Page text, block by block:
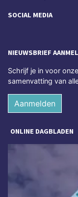
SOCIAL MEDIA
NIEUWSBRIEF
Schrijf je in voor
samenvatting van
Aanmelden
ONLINE DAGBLADEN